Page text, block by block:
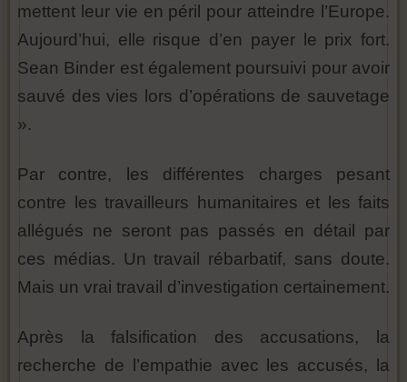
mettent leur vie en péril pour atteindre l’Europe.
Aujourd’hui, elle risque d’en payer le prix fort.
Sean Binder est également poursuivi pour avoir
sauvé des vies lors d’opérations de sauvetage
».
Par contre, les différentes charges pesant
contre les travailleurs humanitaires et les faits
allégués ne seront pas passés en détail par
ces médias. Un travail rébarbatif, sans doute.
Mais un vrai travail d’investigation certainement.
Après la falsification des accusations, la
recherche de l’empathie avec les accusés, la